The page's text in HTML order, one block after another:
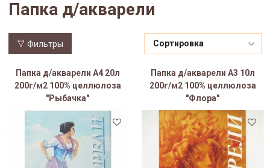
Папка д/акварели
Фильтры
Папка д/акварели А4 20л
200г/м2 100% целлюлоза
"Рыбачка"
Папка д/акварели А3 10л
200г/м2 100% целлюлоза
"Флора"